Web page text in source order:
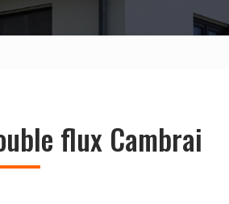
flux Cambrai